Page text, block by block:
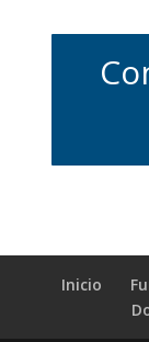
Inicio